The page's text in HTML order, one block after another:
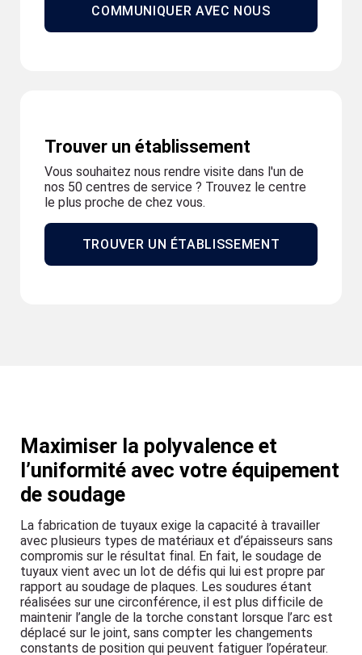
COMMUNIQUER AVEC NOUS
Trouver un établissement
Vous souhaitez nous rendre visite dans l'un de
nos 50 centres de service ? Trouvez le centre
le plus proche de chez vous.
TROUVER UN ÉTABLISSEMENT
Maximiser la polyvalence et
l’uniformité avec votre équipement
de soudage
La fabrication de tuyaux exige la capacité à travailler
avec plusieurs types de matériaux et d’épaisseurs sans
compromis sur le résultat final. En fait, le soudage de
tuyaux vient avec un lot de défis qui lui est propre par
rapport au soudage de plaques. Les soudures étant
réalisées sur une circonférence, il est plus difficile de
maintenir l’angle de la torche constant lorsque l’arc est
déplacé sur le joint, sans compter les changements
constants de position qui peuvent fatiguer l’opérateur.